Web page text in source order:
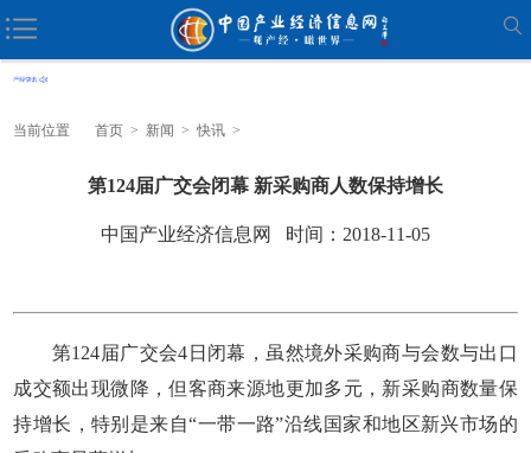
当前位置 首页 > 新闻 > 快讯 >
第124届广交会闭幕 新采购商人数保持增长
中国产业经济信息网 时间：2018-11-05
第124届广交会4日闭幕，虽然境外采购商与会数与出口
成交额出现微降，但客商来源地更加多元，新采购商数量保
持增长，特别是来自“一带一路”沿线国家和地区新兴市场的